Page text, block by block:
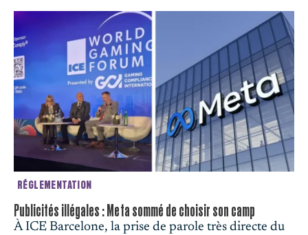
RÉGLEMENTATION
Publicités illégales : Meta sommé de choisir son camp
À ICE Barcelone, la prise de parole très directe du